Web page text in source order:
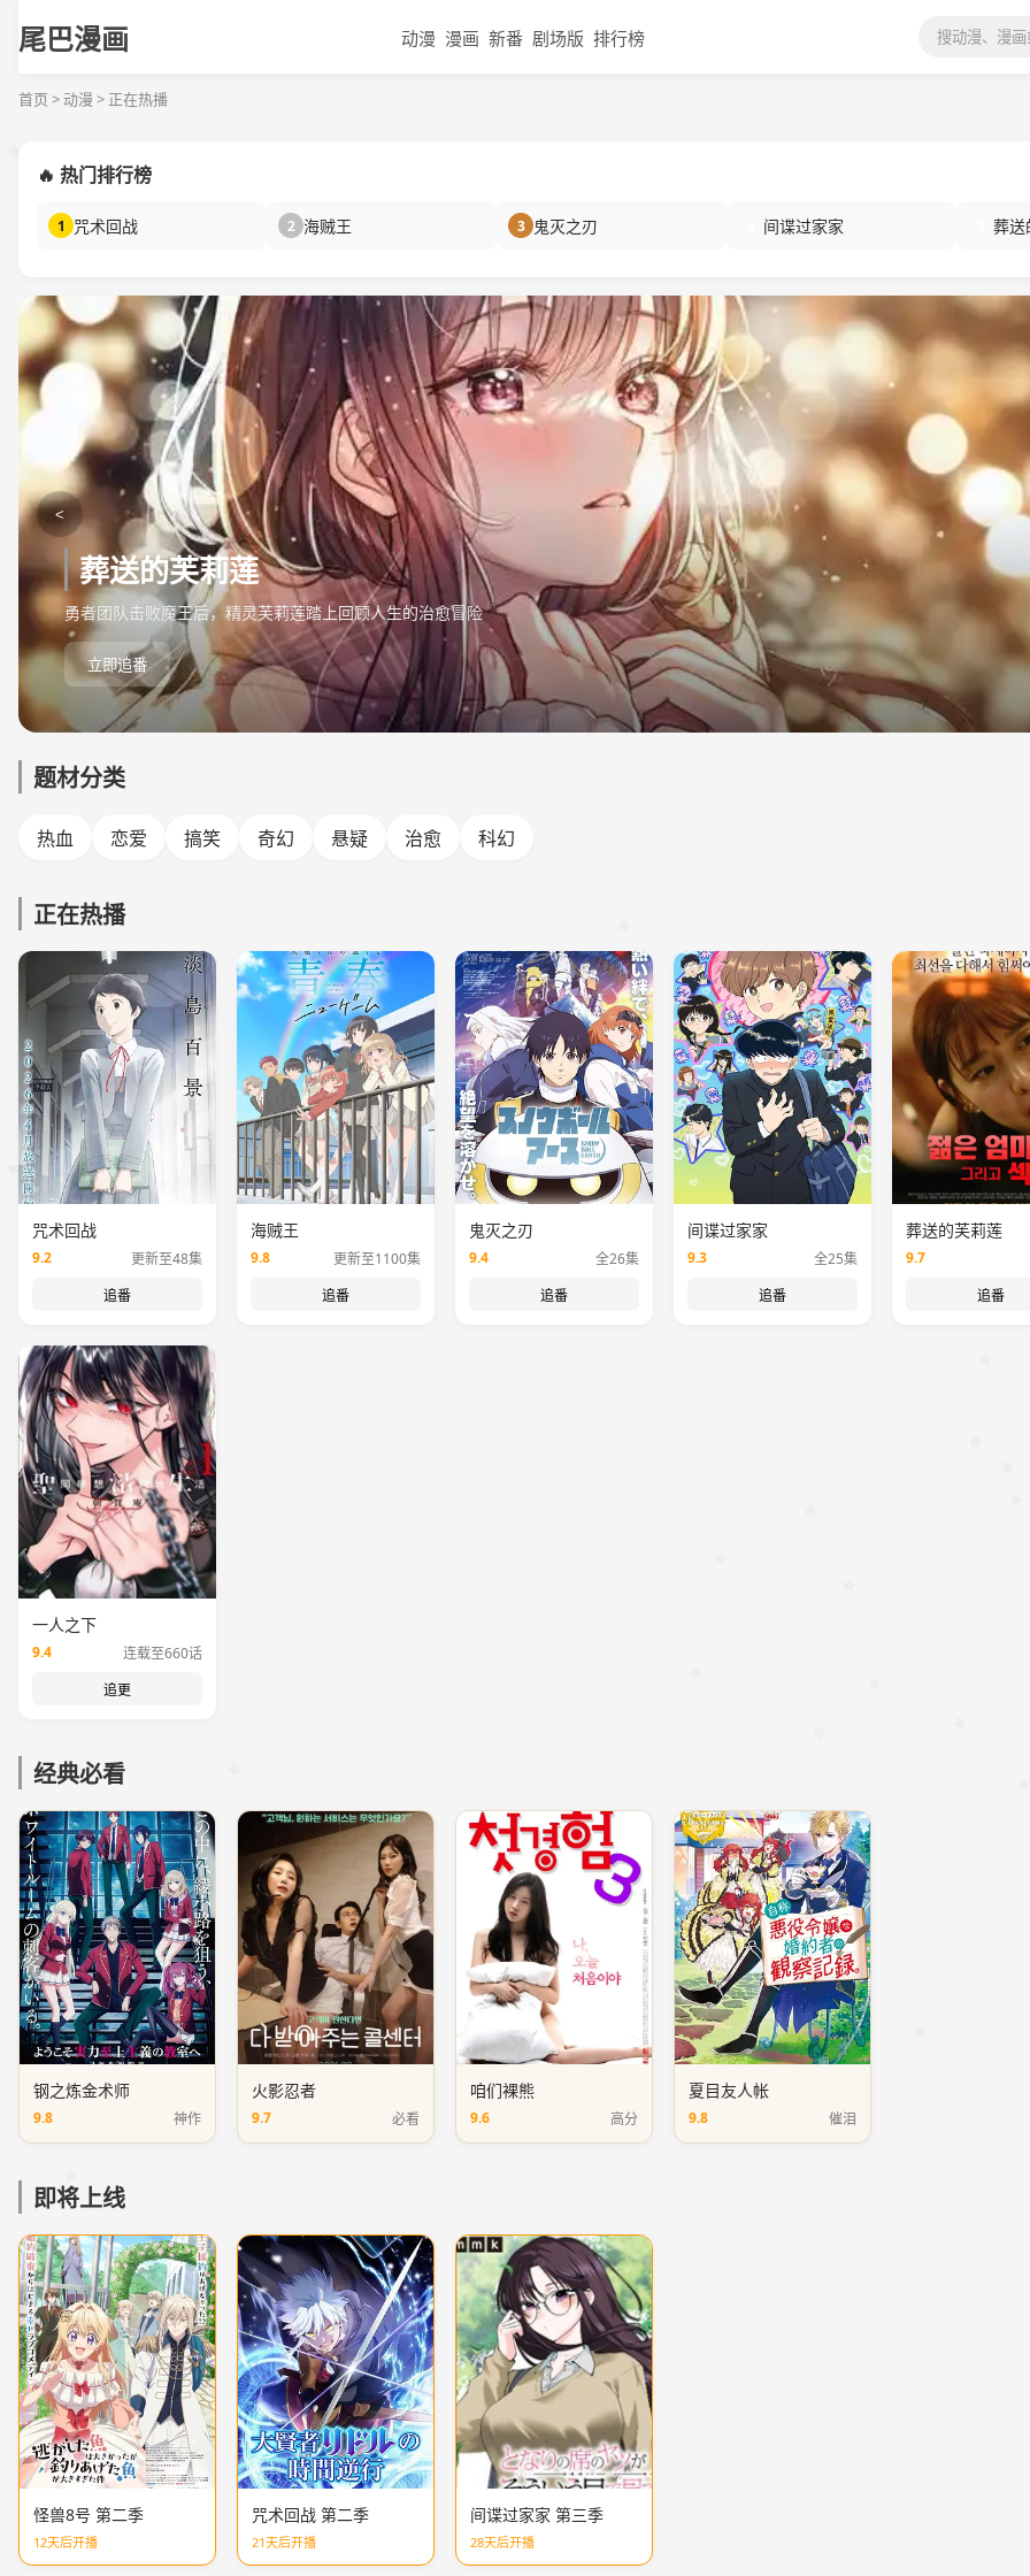
尾巴漫画 动漫 漫画 新番 剧场版 排行榜
首页 > 动漫 > 正在热播
🔥 热门排行榜
1 咒术回战 2 海贼王 3 鬼灭之刃 间谍过家家 葬送
<
葬送的芙莉莲
勇者团队击败魔王后，精灵芙莉莲踏上回顾人生的治愈冒险
立即追番
题材分类
热血 恋爱 搞笑 奇幻 悬疑 治愈 科幻
正在热播
更新
咒术回战
9.2 更新至48集
追番
海贼王
9.8 更新至1100集
追番
鬼灭之刃
9.4 全26集
追番
间谍过家家
9.3 全25集
追番
葬送的芙莉莲
9.7
追番
一人之下
9.4 连载至660话
追更
经典必看
钢之炼金术师
9.8 神作
火影忍者
9.7 必看
咱们裸熊
9.6 高分
夏目友人帐
9.8 催泪
即将上线
怪兽8号 第二季
12天后开播
咒术回战 第二季
21天后开播
间谍过家家 第三季
28天后开播